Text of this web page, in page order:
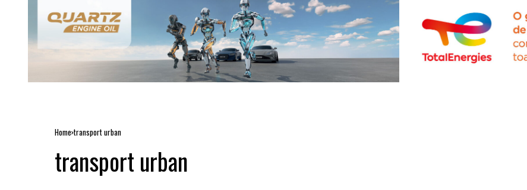
Home transport urban
transport urban